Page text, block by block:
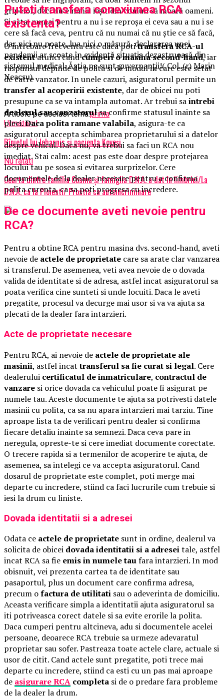
gripelor, deci nu e nimic ieșit din comun să moară oameni.
Și asta, numai pentru a nu i se reproșa ei ceva sau a nu i se
cere să facă ceva, pentru că nu numai că nu știe ce să facă,
dar nici nu poate, lua nici o măsură, declararea unei
pandemii ar scoate în evidență situația dezastruoasă din
sistemul medical. Ăștia ne sunt guvernanții!( Col. (r) Marin
Neacsu).
Articole pe aceiasi tema:prima
Urmatorul
Rînjetul lui Iohannis şi pacienta Koveşi
Nu ratati
Cearta dintre familia Cosma și famiglia D.N.A. a dat în limbrici/La
D.N.A, ca la Ploiesti/ Prostia ca autoincriminare
Puteti transfera conexiunea RCA
existenta?
O intrebare frecventa este daca potitransfera RCA-ul
existentatunci candcumperi o masina second-hand, iar
raspunsul depinde de polita si de modul in care este setat
de catre vanzator. In unele cazuri, asiguratorul permite un
transfer al acoperirii existente, dar de obicei nu poti
presupune ca se va intampla automat. Ar trebui saintrebi
dealerul sau vanzatorulsa confirme statusul inainte sa
pleci.Daca polita ramane valabila, asigura-te ca
asiguratorul accepta schimbarea proprietarului si a datelor
despre vehicul. Daca nu, va trebui sa faci un RCA nou
imediat. Stai calm: acest pas este doar despre protejarea
locului tau pe sosea si evitarea surprizelor. Cere
documentele de la dealer necesare pentru a confirma
polita curenta, ca sa poti progresa cu incredere.
De ce documente aveti nevoie pentru
RCA?
Pentru a obtine RCA pentru masina dvs. second-hand, aveti
nevoie de actele de proprietate care sa arate clar vanzarea
si transferul. De asemenea, veti avea nevoie de o dovada
valida de identitate si de adresa, astfel incat asiguratorul sa
poata verifica cine sunteti si unde locuiti. Daca le aveti
pregatite, procesul va decurge mai usor si va va ajuta sa
plecati de la dealer fara intarzieri.
Acte de proprietate necesare
Pentru RCA, ai nevoie de actele de proprietate ale
masinii, astfel incattransferul sa fie curat si legal. Cere
dealerului certificatul de inmatriculare, contractul de
vanzare si orice dovada ca vehiculul poate fi asigurat pe
numele tau. Aceste documente te ajuta sa potrivesti datele
masinii cu polita, ca sa nu apara intarzieri mai tarziu. Tine
aproape lista ta de verificari pentru dealer si confirma
fiecare detaliu inainte sa semnezi. Daca ceva pare in
neregula, opreste-te si cere imediat documente corectate.
O trecere rapida si a termenilor de acoperire te ajuta, de
asemenea, sa intelegi ce va accepta asiguratorul. Cand
dosarul de proprietate este complet, poti merge mai
departe cu incredere, stiind ca faci lucrurile cum trebuie si
iesi la drum cu liniste.
Dovada identitatii si a adresei
Odata ce actele de proprietate sunt in ordine, dealerul va
solicita de obicei dovada identitatii si a adreseitale, astfel
incat RCA sa fie emis in numele taufara intarzieri. In mod
obisnuit, vei prezenta cartea ta de identitate sau
pasaportul, plus un document care confirma adresa,
precum ofactura de utilitati sau o adeverinta de domiciliu.
Aceasta verificare simpla a identitatii ajuta asiguratorul sa
iti potriveasca corect datele si sa evite erorile la polita.
Daca cumperi pentru altcineva, adu si documentele acelei
persoane, deoarece RCA trebuie sa urmeze adevaratul
proprietar sau sofer. Pastreaza toate actele clare, actuale si
usor de citit. Cand actele sunt pregatite, poti trece mai
departe cu incredere, stiind ca esti cu un pas mai aproape
de asigurare RCA completa si de o predare fara probleme
de la dealer la drum.